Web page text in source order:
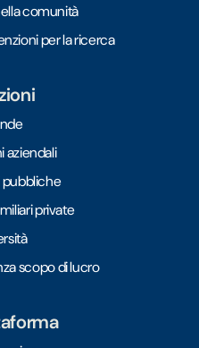
comunità
per la ricerca
aziendali
pubbliche
private
scopo di lucro